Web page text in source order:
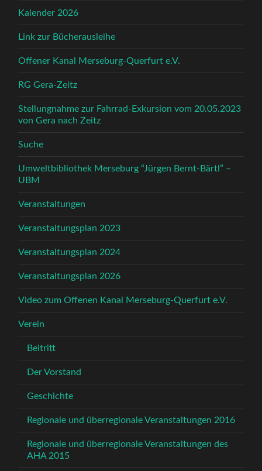
Kalender 2026
Link zur Bücherausleihe
Offener Kanal Merseburg-Querfurt e.V.
RG Gera-Zeitz
Stellungnahme zur Fahrrad-Exkursion vom 20.05.2023
von Gera nach Zeitz
Suche
Umweltbibliothek Merseburg “Jürgen Bernt-Bärtl” –
UBM
Veranstaltungen
Veranstaltungsplan 2023
Veranstaltungsplan 2024
Veranstaltungsplan 2026
Video zum Offenen Kanal Merseburg-Querfurt e.V.
Verein
Beitritt
Der Vorstand
Geschichte
Regionale und überregionale Veranstaltungen 2016
Regionale und überregionale Veranstaltungen des
AHA 2015